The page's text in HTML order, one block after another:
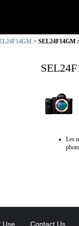
SEL24F14GM
Les
Use Contact Us